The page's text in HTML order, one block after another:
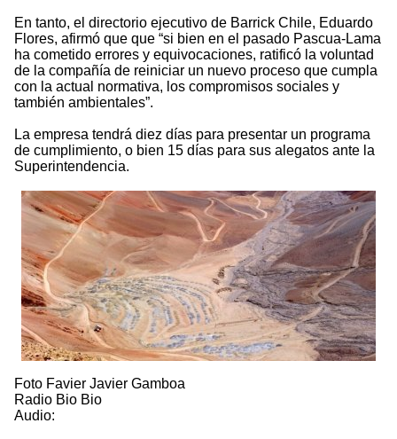
En tanto, el directorio ejecutivo de Barrick Chile, Eduardo
Flores, afirmó que que “si bien en el pasado Pascua-Lama
ha cometido errores y equivocaciones, ratificó la voluntad
de la compañía de reiniciar un nuevo proceso que cumpla
con la actual normativa, los compromisos sociales y
también ambientales”.
La empresa tendrá diez días para presentar un programa
de cumplimiento, o bien 15 días para sus alegatos ante la
Superintendencia.
Foto Favier Javier Gamboa
Radio Bio Bio
Audio: